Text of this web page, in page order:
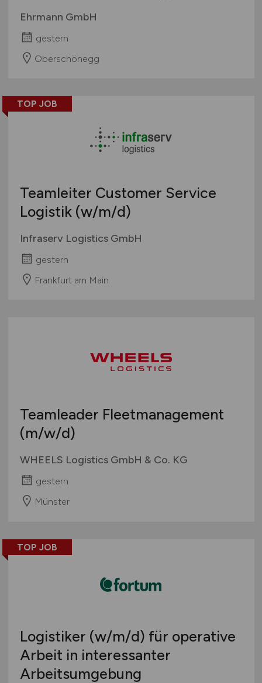
Ehrmann GmbH
gestern
Oberschönegg
TOP JOB
Teamleiter Customer Service
Logistik (w/m/d)
Infraserv Logistics GmbH
gestern
Frankfurt am Main
Teamleader Fleetmanagement
(m/w/d)
WHEELS Logistics GmbH & Co. KG
gestern
Münster
TOP JOB
Logistiker (w/m/d) für operative
Arbeit in interessanter
Arbeitsumgebung